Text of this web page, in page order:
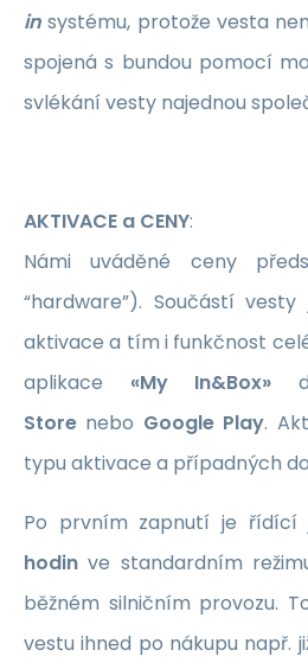
in systému, protože vesta
spojená s bundou pomocí
svlékání vesty najednou
AKTIVACE a CENY:
Námi uváděné ceny
“hardware”). Součástí
aktivace a tím i funkčnost
aplikace «My In&Box»
Store nebo Google Play.
typu aktivace a případných
Po prvním zapnutí je řídící
hodin ve standardním
běžném silničním provozu.
vestu ihned po nákupu např.